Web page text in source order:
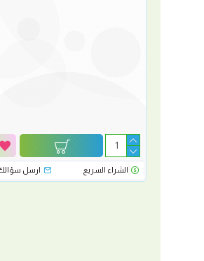
الشراء السريع ارسل